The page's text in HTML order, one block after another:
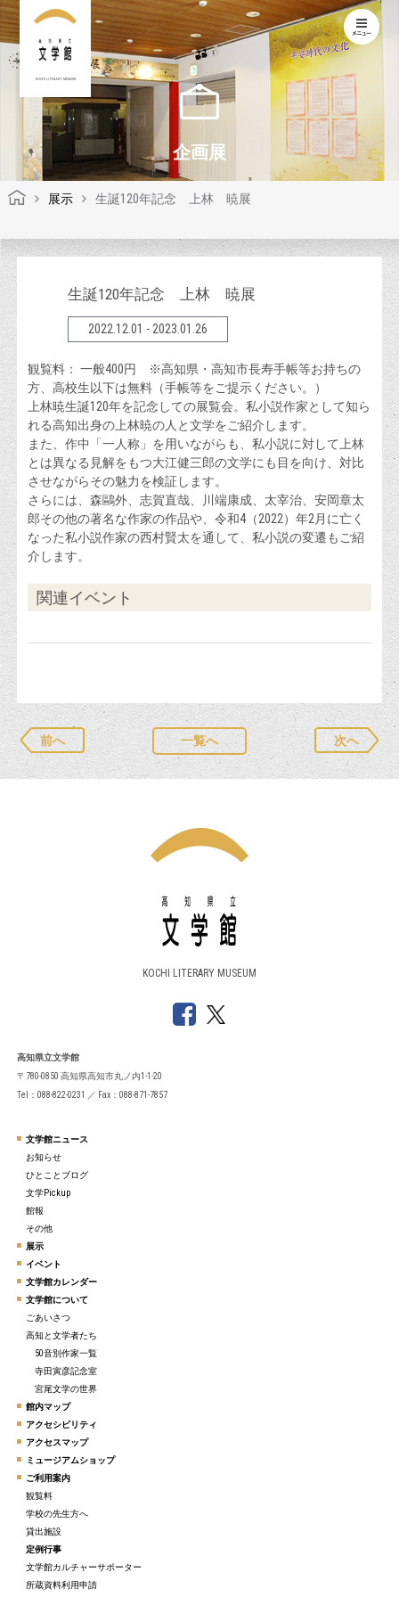
KOCHI LITERARY MUSEUM
企画展
展示 生誕120年記念 上林 暁展
生誕120年記念 上林 暁展
2022.12.01 - 2023.01.26
観覧料： 一般400円 ※高知県・高知市長寿手帳等お持ちの
方、高校生以下は無料（手帳等をご提示ください。）
上林暁生誕120年を記念しての展覧会。私小説作家として知ら
れる高知出身の上林暁の人と文学をご紹介します。
また、作中「一人称」を用いながらも、私小説に対して上林
とは異なる見解をもつ大江健三郎の文学にも目を向け、対比
させながらその魅力を検証します。
さらには、森鷗外、志賀直哉、川端康成、太宰治、安岡章太
郎その他の著名な作家の作品や、令和4（2022）年2月に亡く
なった私小説作家の西村賢太を通して、私小説の変遷もご紹
介します。
関連イベント
前へ 一覧へ 次へ
KOCHI LITERARY MUSEUM
高知県立文学館
〒780-0850 高知県高知市丸ノ内1-1-20
Tel：088-822-0231 ／ Fax：088-871-7857
文学館ニュース
お知らせ
ひとことブログ
文学Pickup
館報
その他
展示
イベント
文学館カレンダー
文学館について
ごあいさつ
高知と文学者たち
50音別作家一覧
寺田寅彦記念室
宮尾文学の世界
館内マップ
アクセシビリティ
アクセスマップ
ミュージアムショップ
ご利用案内
観覧料
学校の先生方へ
貸出施設
定例行事
文学館カルチャーサポーター
所蔵資料利用申請